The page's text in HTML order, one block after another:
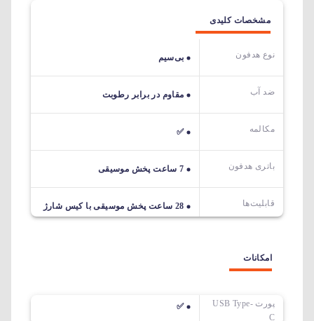
مشخصات کلیدی
نوع هدفون بی‌سیم
ضد آب مقاوم در برابر رطوبت
مکالمه ✅
باتری هدفون 7 ساعت پخش موسیقی
قابلیت‌ها 28 ساعت پخش موسیقی با کیس شارژ
امکانات
پورت USB Type-
C
✅